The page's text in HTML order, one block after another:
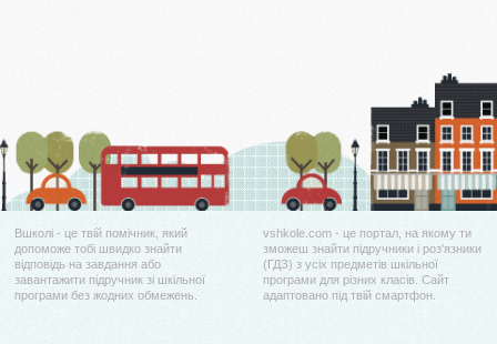
Вшколі - це твій помічник, який
допоможе тобі швидко знайти
відповідь на завдання або
завантажити підручник зі шкільної
програми без жодних обмежень.
vshkole.com - це портал, на якому ти
зможеш знайти підручники і роз'язники
(ГДЗ) з усіх предметів шкільної
програми для різних класів. Сайт
адаптовано під твій смартфон.